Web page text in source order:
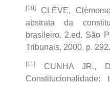
[10]
CLÈVE,
abstrata da
brasileiro. 2.ed. São
Tribunais, 2000, p. 292.
[11]
CUNHA JR.,